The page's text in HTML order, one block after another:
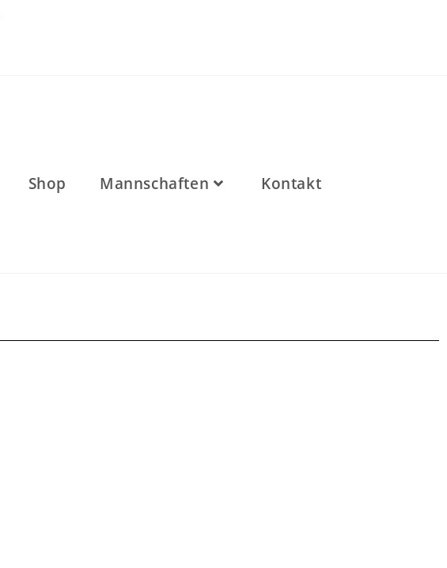
Shop Mannschaften Kontakt